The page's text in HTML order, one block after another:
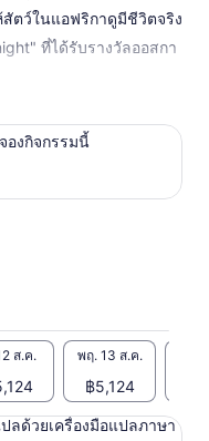
ตว์ในแอฟริกาดูมีชีวิตจริง
ที่ได้รับรางวัลออสกา
องกิจกรรมนี้
ส.ค. พฤ. 13 ส.ค.
฿5,124
ลด้วยเครื่องมือแปลภาษา